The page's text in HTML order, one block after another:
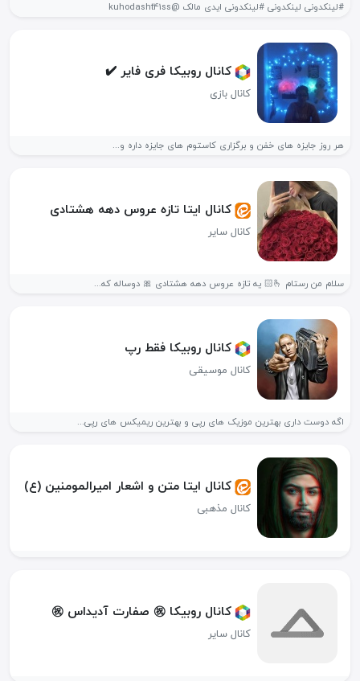
#لینکدونی لینکدونی #لینکدونی ایدی مالک @kuhodasht41ss
کانال روبیکا فری فایر ✔️
کانال بازی
هر روز جایزه های خفن و برگزاری کاستوم های جایزه داره و...
کانال ایتا تازه عروس دهه هشتادی
کانال سایر
سلام من رستام 🫰🏻 یه تازه عروس دهه هشتادی 🎀 دوساله که...
کانال روبیکا فقط رپ
کانال موسیقی
اگه دوست داری بهترین موزیک های رپی و بهترین ریمیکس های رپی...
کانال ایتا متن و اشعار امیرالمومنین (ع)
کانال مذهبی
کانال روبیکا ️㊗️ صفارت آدیداس ㊗️️
کانال سایر